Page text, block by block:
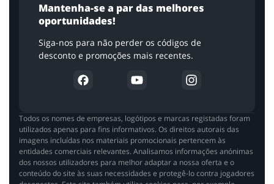
Mantenha-se a par das melhores
oportunidades!
Siga-nos para não perder os códigos de
desconto e promoções mais recentes.
Todos os nomes de empresas, logótipos e marcas registadas foram
utilizados apenas para fins informativos. Os direitos autorais das
imagens incluídas nos materiais promocionais pertencem às
entidades comerciais relevantes. Analisamos informações anónimas
dos nossos utilizadores para melhor adaptar a nossa oferta e o
conteúdo do site às suas necessidades e protegê-lo contra jogadores